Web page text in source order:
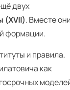
двух
(XVII). Вместе
формации.
и правила.
как